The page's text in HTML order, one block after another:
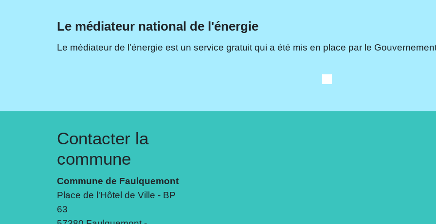
Le médiateur national de l'énergie
Le médiateur de l'énergie est un service gratuit qui a été mis en place par le
Contacter la
commune
Commune de Faulquemont
Place de l'Hôtel de Ville - BP
63